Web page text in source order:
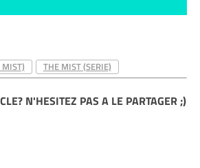
THE MIST (SERIE)
N'HESITEZ PAS A LE PARTAGER ;)